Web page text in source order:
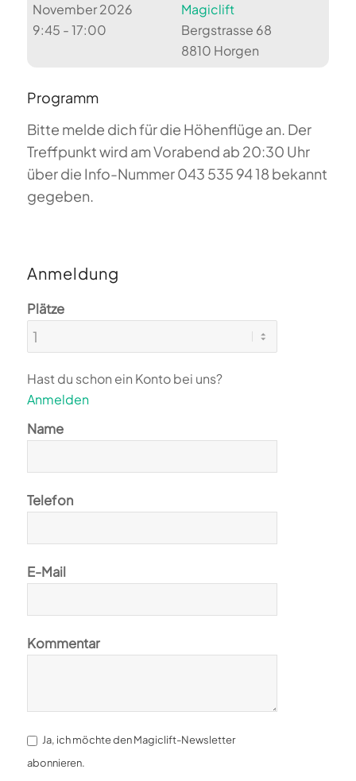
November 2026
9:45 - 17:00
Magiclift
Bergstrasse 68
8810 Horgen
Programm
Bitte melde dich für die Höhenflüge an. Der
Treffpunkt wird am Vorabend ab 20:30 Uhr
über die Info-Nummer 043 535 94 18 bekannt
gegeben.
Anmeldung
Plätze
Hast du schon ein Konto bei uns?
Anmelden
Name
Telefon
E-Mail
Kommentar
Ja, ich möchte den Magiclift-Newsletter
abonnieren.